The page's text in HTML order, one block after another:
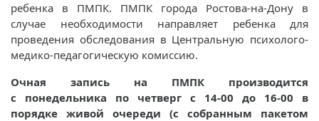
ребенка в ПМПК. ПМПК города Ростова-на-Дону в
случае необходимости направляет ребенка для
проведения обследования в Центральную психолого-
медико-педагогическую комиссию.
Очная запись на ПМПК производится
с понедельника по четверг с 14-00 до 16-00 в
порядке живой очереди (с собранным пакетом